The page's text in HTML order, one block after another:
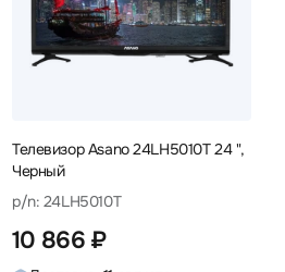
Телевизор Asano 24LH5010T 24 ",
Черный
p/n: 24LH5010T
10 866 ₽